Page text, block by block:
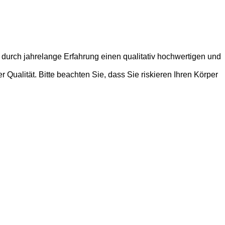
jahrelange Erfahrung einen qualitativ hochwertigen und
Bitte beachten Sie, dass Sie riskieren Ihren Körper